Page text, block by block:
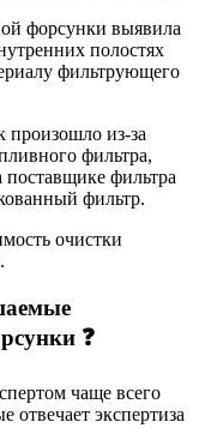
форсунки выявила
полостях
фильтрующего
произошло из-за
фильтра,
фильтра
фильтр.
очистки
❓
чаще всего
отвечает экспертиза